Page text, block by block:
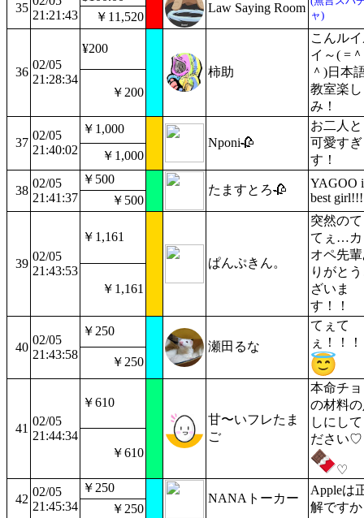
35
21:21:43
Law Saying Room
ャ)
￥11,520
36
02/05
21:28:34
¥200
柿助
こんル
イ～( =
＾)日本
教室楽し
み！
￥200
37
02/05
21:40:02
￥1,000
Nponi🥀
お二人
可愛す
す！
￥1,000
38
02/05
21:41:37
￥500
たますとろ🥀
YAGOO
best
￥500
39
02/05
21:43:53
￥1,161
ぱんぷきん。
突然の
てぇ…カ
オペ先
りがと
ざいま
す！！
￥1,161
40
02/05
21:43:58
￥250
瀬田るな
てぇて
ぇ！！
￥250
41
02/05
21:44:34
￥610
甘〜いフレたま
ご
本命チ
の材料
しにし
ださい♡
♡
￥610
42
02/05
21:45:34
￥250
NANAトーカー
Appleは
解です
￥250